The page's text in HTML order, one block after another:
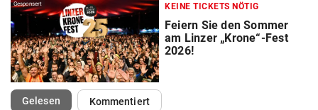
Gesponsert KEINE TICKETS NÖTIG
Feiern Sie den Sommer
am Linzer „Krone“-Fest
2026!
Gelesen(ausgewählt)Kommentiert